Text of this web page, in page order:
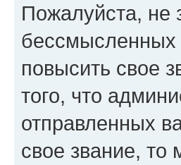
Пожалуйста, не
бессмысленных
повысить свое
того, что
отправленных
свое звание, то